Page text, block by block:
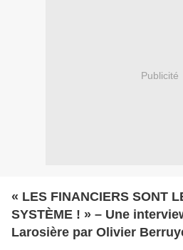
Publicité
« LES FINANCIERS SONT
SYSTÈME ! » – Une
Larosière par Olivier